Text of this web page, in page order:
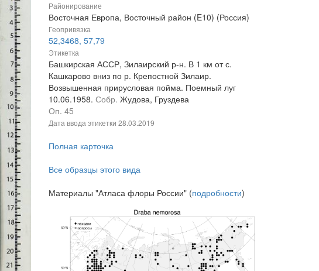
Районирование
Восточная Европа, Восточный район (E10) (Россия)
Геопривязка
52,3468, 57,79
Этикетка
Башкирская АССР, Зилаирский р-н. В 1 км от с.
Кашкарово вниз по р. Крепостной Зилаир.
Возвышенная прирусловая пойма. Поемный луг
10.06.1958. Собр. Жудова, Груздева
Оп. 45
Дата ввода этикетки 28.03.2019
Полная карточка
Все образцы этого вида
Материалы "Атласа флоры России" (подробности)